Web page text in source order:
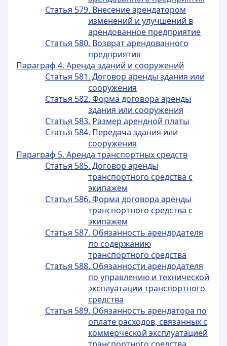
Статья 579. Внесение арендатором
изменений и улучшений в
арендованное предприятие
Статья 580. Возврат арендованного
предприятия
Параграф 4. Аренда зданий и сооружений
Статья 581. Договор аренды здания или
сооружения
Статья 582. Форма договора аренды
здания или сооружения
Статья 583. Размер арендной платы
Статья 584. Передача здания или
сооружения
Параграф 5. Аренда транспортных средств
Статья 585. Договор аренды
транспортного средства с
экипажем
Статья 586. Форма договора аренды
транспортного средства с
экипажем
Статья 587. Обязанность арендодателя
по содержанию
транспортного средства
Статья 588. Обязанности арендодателя
по управлению и технической
эксплуатации транспортного
средства
Статья 589. Обязанность арендатора по
оплате расходов, связанных с
коммерческой эксплуатацией